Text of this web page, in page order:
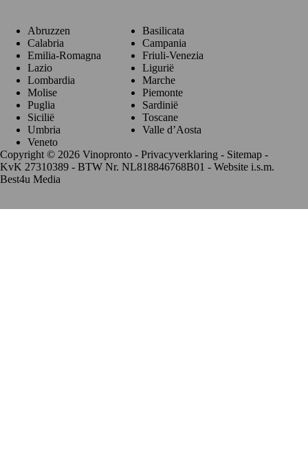
Abruzzen
Basilicata
Calabria
Campania
Emilia-Romagna
Friuli-Venezia
Lazio
Ligurië
Lombardia
Marche
Molise
Piemonte
Puglia
Sardinië
Sicilië
Toscane
Umbria
Valle d’Aosta
Veneto
Copyright © 2026 Vinopronto - Privacyverklaring - Sitemap -
KvK 27310389 - BTW Nr. NL818846768B01 - Website i.s.m.
Best4u Media